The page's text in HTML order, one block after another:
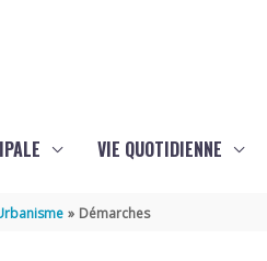
VIE QUOTIDIENNE
Démarches